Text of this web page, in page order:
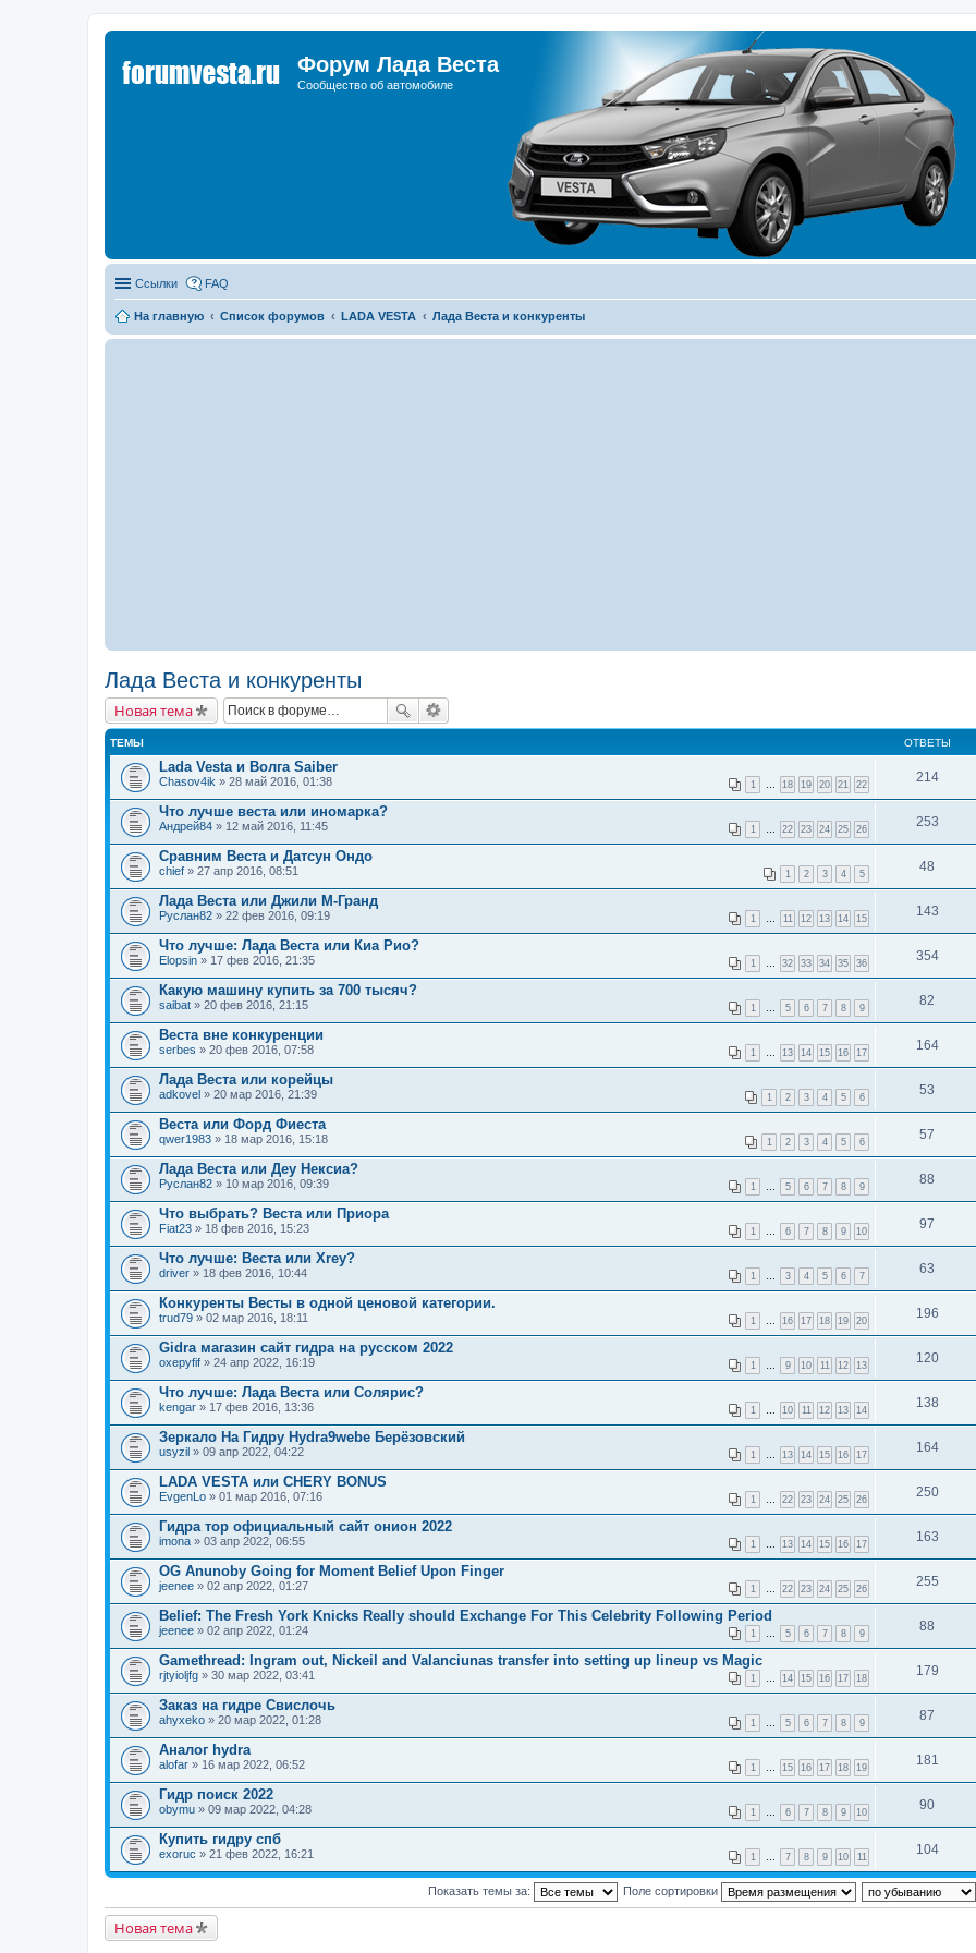
Форум Лада Веста
Сообщество об автомобиле
Ссылки FAQ
На главную Список форумов LADA VESTA Лада Веста и конкуренты
Лада Веста и конкуренты
Новая тема
ТЕМЫ ОТВЕТЫ
Lada Vesta и Волга Saiber
1 … 18 19 20 21 22
Chasov4ik » 28 май 2016, 01:38 214
Что лучше веста или иномарка?
1 … 22 23 24 25 26
Андрей84 » 12 май 2016, 11:45 253
Сравним Веста и Датсун Ондо
1 2 3 4 5
chief » 27 апр 2016, 08:51 48
Лада Веста или Джили М-Гранд
1 … 11 12 13 14 15
Руслан82 » 22 фев 2016, 09:19 143
Что лучше: Лада Веста или Киа Рио?
1 … 32 33 34 35 36
Elopsin » 17 фев 2016, 21:35 354
Какую машину купить за 700 тысяч?
1 … 5 6 7 8 9
saibat » 20 фев 2016, 21:15 82
Веста вне конкуренции
1 … 13 14 15 16 17
serbes » 20 фев 2016, 07:58 164
Лада Веста или корейцы
1 2 3 4 5 6
adkovel » 20 мар 2016, 21:39 53
Веста или Форд Фиеста
1 2 3 4 5 6
qwer1983 » 18 мар 2016, 15:18 57
Лада Веста или Деу Нексиа?
1 … 5 6 7 8 9
Руслан82 » 10 мар 2016, 09:39 88
Что выбрать? Веста или Приора
1 … 6 7 8 9 10
Fiat23 » 18 фев 2016, 15:23 97
Что лучше: Веста или Xrey?
1 … 3 4 5 6 7
driver » 18 фев 2016, 10:44 63
Конкуренты Весты в одной ценовой категории.
1 … 16 17 18 19 20
trud79 » 02 мар 2016, 18:11 196
Gidra магазин сайт гидра на русском 2022
1 … 9 10 11 12 13
oxepyfif » 24 апр 2022, 16:19 120
Что лучше: Лада Веста или Солярис?
1 … 10 11 12 13 14
kengar » 17 фев 2016, 13:36 138
Зеркало На Гидру Hydra9webe Берёзовский
1 … 13 14 15 16 17
usyzil » 09 апр 2022, 04:22 164
LADA VESTA или CHERY BONUS
1 … 22 23 24 25 26
EvgenLo » 01 мар 2016, 07:16 250
Гидра тор официальный сайт онион 2022
1 … 13 14 15 16 17
imona » 03 апр 2022, 06:55 163
OG Anunoby Going for Moment Belief Upon Finger
1 … 22 23 24 25 26
jeenee » 02 апр 2022, 01:27 255
Belief: The Fresh York Knicks Really should Exchange For This Celebrity Following Period
1 … 5 6 7 8 9
jeenee » 02 апр 2022, 01:24 88
Gamethread: Ingram out, Nickeil and Valanciunas transfer into setting up lineup vs Magic
1 … 14 15 16 17 18
rjtyioljfg » 30 мар 2022, 03:41 179
Заказ на гидре Свислочь
1 … 5 6 7 8 9
ahyxeko » 20 мар 2022, 01:28 87
Аналог hydra
1 … 15 16 17 18 19
alofar » 16 мар 2022, 06:52 181
Гидр поиск 2022
1 … 6 7 8 9 10
obymu » 09 мар 2022, 04:28 90
Купить гидру спб
1 … 7 8 9 10 11
exoruc » 21 фев 2022, 16:21 104
Показать темы за: Поле сортировки
Новая тема